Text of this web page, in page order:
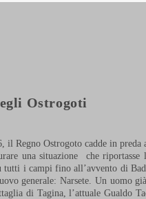
Ostrogoti
il Regno Ostrogoto cadde in
una situazione che
tutti i campi fino all’avvento di
generale: Narsete. Un uomo
di Tagina, l’attuale Gualdo